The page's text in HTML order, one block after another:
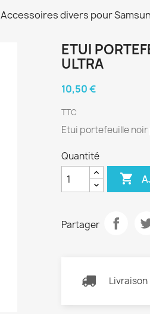
Accessoires divers pour
ETUI
ULTRA
10,50 €
TTC
Etui portefeuille
Quantité

Partager
Livraison